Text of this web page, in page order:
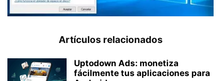
Artículos relacionados
Uptodown Ads: monetiza
fácilmente tus aplicaciones para